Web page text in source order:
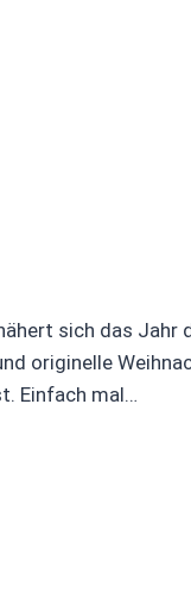
sich das Jahr
originelle
Einfach mal…